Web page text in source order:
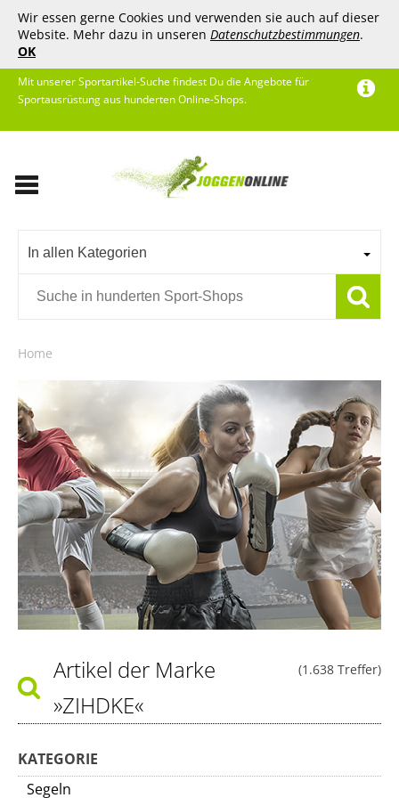
Wir essen gerne Cookies und verwenden sie auch auf dieser
Website. Mehr dazu in unseren Datenschutzbestimmungen.
OK
Mit unserer Sportartikel-Suche findest Du die Angebote für
Sportausrüstung aus hunderten Online-Shops.
In allen Kategorien
Home
(1.638 Treffer)
Artikel der Marke
»ZIHDKE«
KATEGORIE
Segeln